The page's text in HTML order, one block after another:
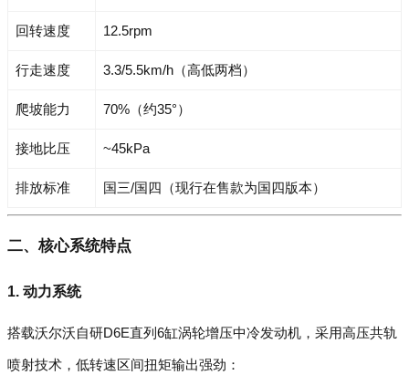
回转速度 12.5rpm
行走速度 3.3/5.5km/h（高低两档）
爬坡能力 70%（约35°）
接地比压 ~45kPa
排放标准 国三/国四（现行在售款为国四版本）
二、核心系统特点
1. 动力系统
搭载沃尔沃自研D6E直列6缸涡轮增压中冷发动机，采用高压共轨
喷射技术，低转速区间扭矩输出强劲：